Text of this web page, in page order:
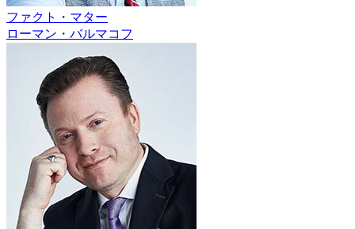
ファクト・マター
ローマン・バルマコフ